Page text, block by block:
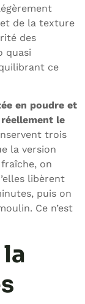
de la texture
des
quasi
ce
en poudre et
le
trois
la version
on
libèrent
puis on
Ce n’est